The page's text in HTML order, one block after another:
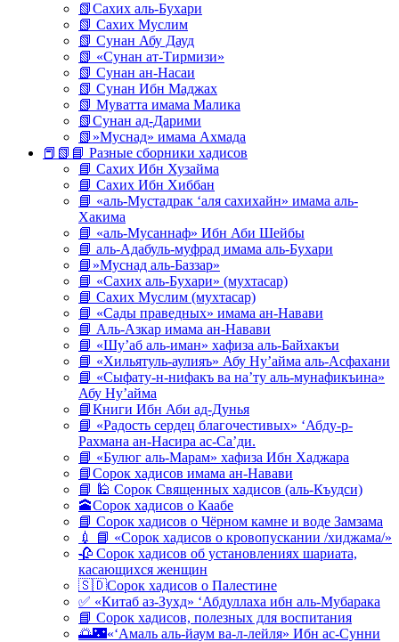
📗Сахих аль-Бухари
📗 Сахих Муслим
📗 Сунан Абу Дауд
📗 «Сунан ат-Тирмизи»
📗 Сунан ан-Насаи
📗 Сунан Ибн Маджах
📗 Муватта имама Малика
📗Сунан ад-Дарими
📗»Муснад» имама Ахмада
📕📗📘 Разные сборники хадисов
📘 Сахих Ибн Хузайма
📘 Сахих Ибн Хиббан
📘 «аль-Мустадрак ‘аля сахихайн» имама аль-
Хакима
📘 «аль-Мусаннаф» Ибн Аби Шейбы
📘 аль-Адабуль-муфрад имама аль-Бухари
📘»Муснад аль-Баззар»
📘 «Сахих аль-Бухари» (мухтасар)
📘 Сахих Муслим (мухтасар)
📘 «Сады праведных» имама ан-Навави
📘 Аль-Азкар имама ан-Навави
📘 «Шу’аб аль-иман» хафиза аль-Байхакъи
📘 «Хильятуль-аулияъ» Абу Ну’айма аль-Асфахани
📘 «Сыфату-н-нифакъ ва на’ту аль-мунафикъина»
Абу Ну’айма
📘Книги Ибн Аби ад-Дунья
📘 «Радость сердец благочестивых» ‘Абду-р-
Рахмана ан-Насира ас-Са’ди.
📘 «Булюг аль-Марам» хафиза Ибн Хаджара
📘Сорок хадисов имама ан-Навави
📘 🕌 Сорок Священных хадисов (аль-Къудси)
🕋Сорок хадисов о Каабе
📘 Сорок хадисов о Чёрном камне и воде Замзама
💉 📘 «Сорок хадисов о кровопускании /хиджама/»
🥀 Сорок хадисов об установлениях шариата,
касающихся женщин
🇸🇩Сорок хадисов о Палестине
✅ «Китаб аз-Зухд» ‘Абдуллаха ибн аль-Мубарака
📘 Сорок хадисов, полезных для воспитания
🌅🌃«‘Амаль аль-йаум ва-л-лейля» Ибн ас-Сунни